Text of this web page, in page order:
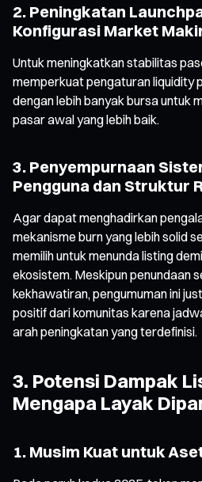
2. Peningkatan
Konfigurasi Market
Untuk meningkatkan stabilitas
memperkuat pengaturan liquidity
dengan lebih banyak bursa untuk
pasar awal yang lebih baik.
3. Penyempurnaan
Pengguna dan Struktur
Agar dapat menghadirkan
mekanisme burn yang lebih solid
memilih untuk menunda listing
ekosistem. Meskipun penundaan
kekhawatiran, pengumuman ini
positif dari komunitas karena
arah peningkatan yang terdefinisi.
3. Potensi Dampak
Mengapa Layak
1. Musim Kuat untuk